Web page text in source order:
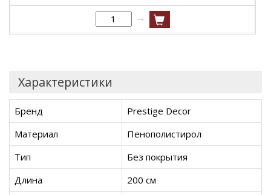
→
Характеристики
Бренд
Prestige Decor
Материал
Пенополистирол
Тип
Без покрытия
Длина
200 см